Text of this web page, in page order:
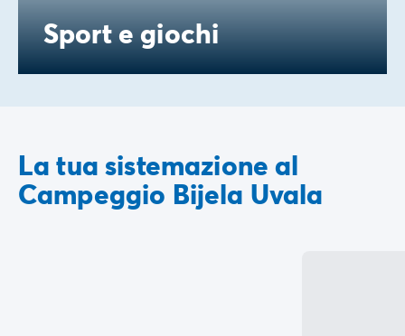
Sport e giochi
La tua sistemazione al
Campeggio Bijela Uvala